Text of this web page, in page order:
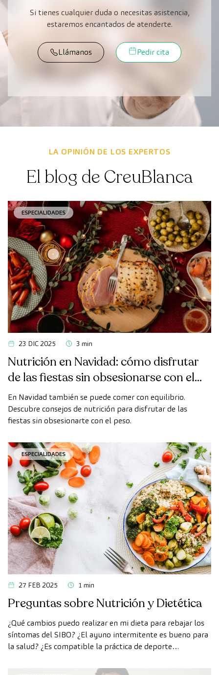
Si tienes cualquier duda o necesitas asistencia,
estaremos encantados de atenderte.
Llámanos Pedir cita
LA OPINIÓN DE LOS EXPERTOS
El blog de CreuBlanca
ESPECIALIDADES
23 DIC 2025 3 min
Nutrición en Navidad: cómo disfrutar
de las fiestas sin obsesionarse con el
peso
En Navidad también se puede comer con equilibrio.
Descubre consejos de nutrición para disfrutar de las
fiestas sin obsesionarte con el peso.
ESPECIALIDADES
27 FEB 2025 1 min
Preguntas sobre Nutrición y Dietética
¿Qué cambios puedo realizar en mi dieta para rebajar los
síntomas del SIBO? ¿El ayuno intermitente es bueno para
la salud? ¿Es compatible la práctica de deporte